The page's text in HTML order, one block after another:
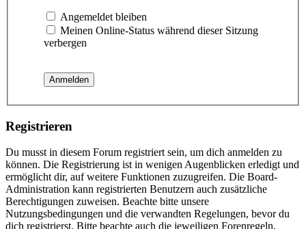
Angemeldet bleiben
Meinen Online-Status während dieser Sitzung
verbergen
Registrieren
Du musst in diesem Forum registriert sein, um dich anmelden zu
können. Die Registrierung ist in wenigen Augenblicken erledigt und
ermöglicht dir, auf weitere Funktionen zuzugreifen. Die Board-
Administration kann registrierten Benutzern auch zusätzliche
Berechtigungen zuweisen. Beachte bitte unsere
Nutzungsbedingungen und die verwandten Regelungen, bevor du
dich registrierst. Bitte beachte auch die jeweiligen Forenregeln,